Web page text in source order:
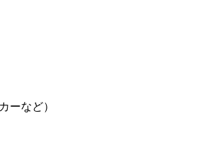
ーなど）